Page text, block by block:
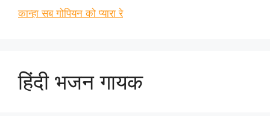
कान्हा सब गोपियन को प्यारा रे
हिंदी भजन गायक